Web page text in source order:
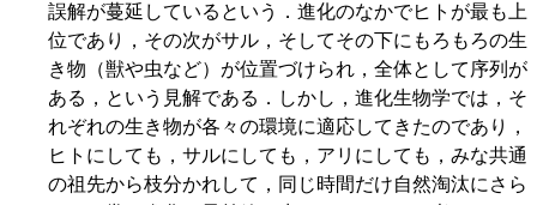
誤解が蔓延しているという．進化のなかでヒトが最も上
位であり，その次がサル，そしてその下にもろもろの生
き物（獣や虫など）が位置づけられ，全体として序列が
ある，という見解である．しかし，進化生物学では，そ
れぞれの生き物が各々の環境に適応してきたのであり，
ヒトにしても，サルにしても，アリにしても，みな共通
の祖先から枝分かれして，同じ時間だけ自然淘汰にさら